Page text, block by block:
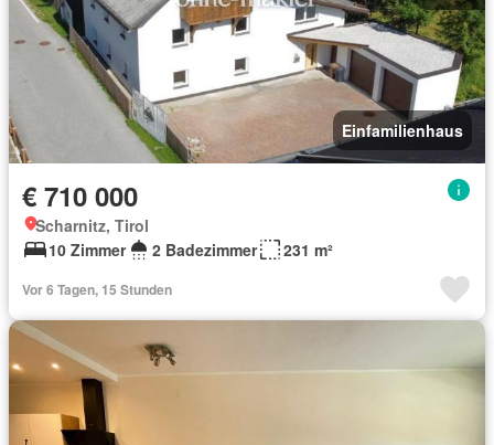
Einfamilienhaus
€ 710 000
Scharnitz, Tirol
10 Zimmer
2 Badezimmer 231 m²
Vor 6 Tagen, 15 Stunden